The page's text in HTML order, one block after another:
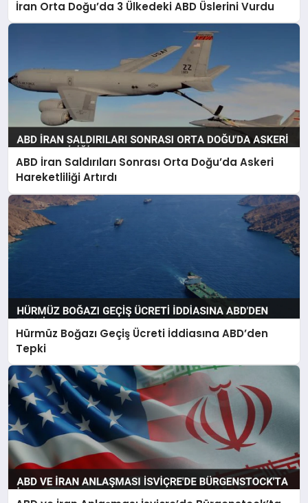
İran Orta Doğu’da 3 Ülkedeki ABD Üslerini Vurdu
ABD İran Saldırıları Sonrası Orta Doğu’da Askeri
Hareketliliği Artırdı
Hürmüz Boğazı Geçiş Ücreti İddiasına ABD’den
Tepki